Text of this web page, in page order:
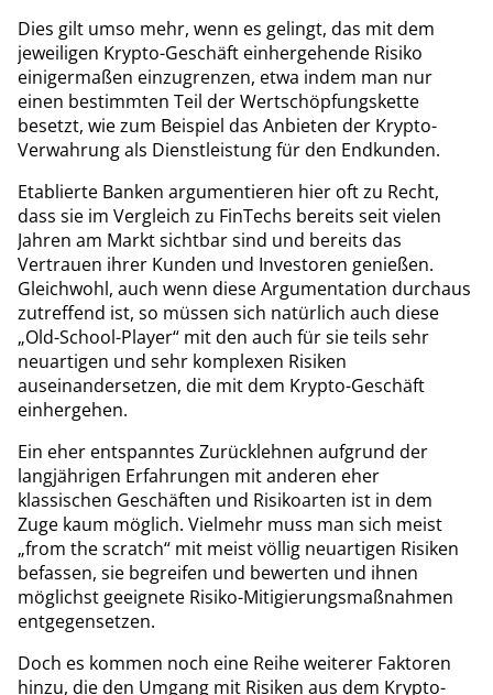
Dies gilt umso mehr, wenn es gelingt, das mit dem
jeweiligen Krypto-Geschäft einhergehende Risiko
einigermaßen einzugrenzen, etwa indem man nur
einen bestimmten Teil der Wertschöpfungskette
besetzt, wie zum Beispiel das Anbieten der Krypto-
Verwahrung als Dienstleistung für den Endkunden.
Etablierte Banken argumentieren hier oft zu Recht,
dass sie im Vergleich zu FinTechs bereits seit vielen
Jahren am Markt sichtbar sind und bereits das
Vertrauen ihrer Kunden und Investoren genießen.
Gleichwohl, auch wenn diese Argumentation durchaus
zutreffend ist, so müssen sich natürlich auch diese
„Old-School-Player“ mit den auch für sie teils sehr
neuartigen und sehr komplexen Risiken
auseinandersetzen, die mit dem Krypto-Geschäft
einhergehen.
Ein eher entspanntes Zurücklehnen aufgrund der
langjährigen Erfahrungen mit anderen eher
klassischen Geschäften und Risikoarten ist in dem
Zuge kaum möglich. Vielmehr muss man sich meist
„from the scratch“ mit meist völlig neuartigen Risiken
befassen, sie begreifen und bewerten und ihnen
möglichst geeignete Risiko-Mitigierungsmaßnahmen
entgegensetzen.
Doch es kommen noch eine Reihe weiterer Faktoren
hinzu, die den Umgang mit Risiken aus dem Krypto-